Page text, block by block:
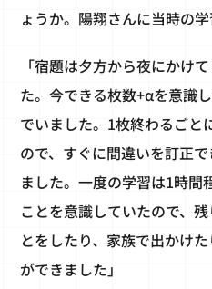
ょうか。陽翔さんに当時の
「宿題は夕方から夜にかけ
た。今できる枚数+αを意識
でいました。1枚終わるごと
ので、すぐに間違いを訂正
ました。一度の学習は1時間
ことを意識していたので、
とをしたり、家族で出かけ
ができました」